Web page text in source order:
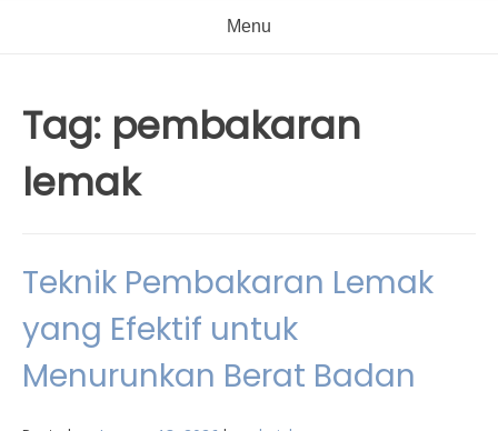
Menu
Tag: pembakaran
lemak
Teknik Pembakaran Lemak
yang Efektif untuk
Menurunkan Berat Badan